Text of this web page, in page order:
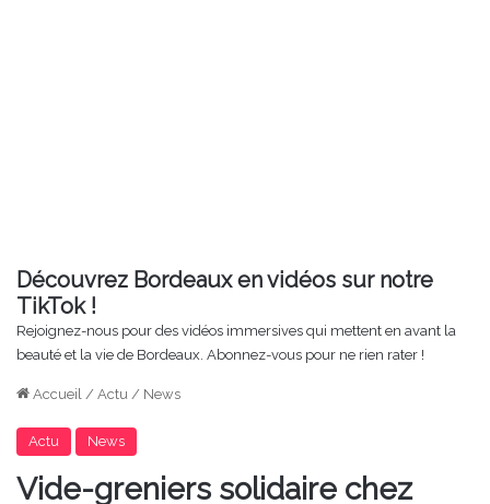
Découvrez Bordeaux en vidéos sur notre
TikTok !
Rejoignez-nous pour des vidéos immersives qui mettent en avant la
beauté et la vie de Bordeaux. Abonnez-vous pour ne rien rater !
Accueil / Actu / News
Actu News
Vide-greniers solidaire chez